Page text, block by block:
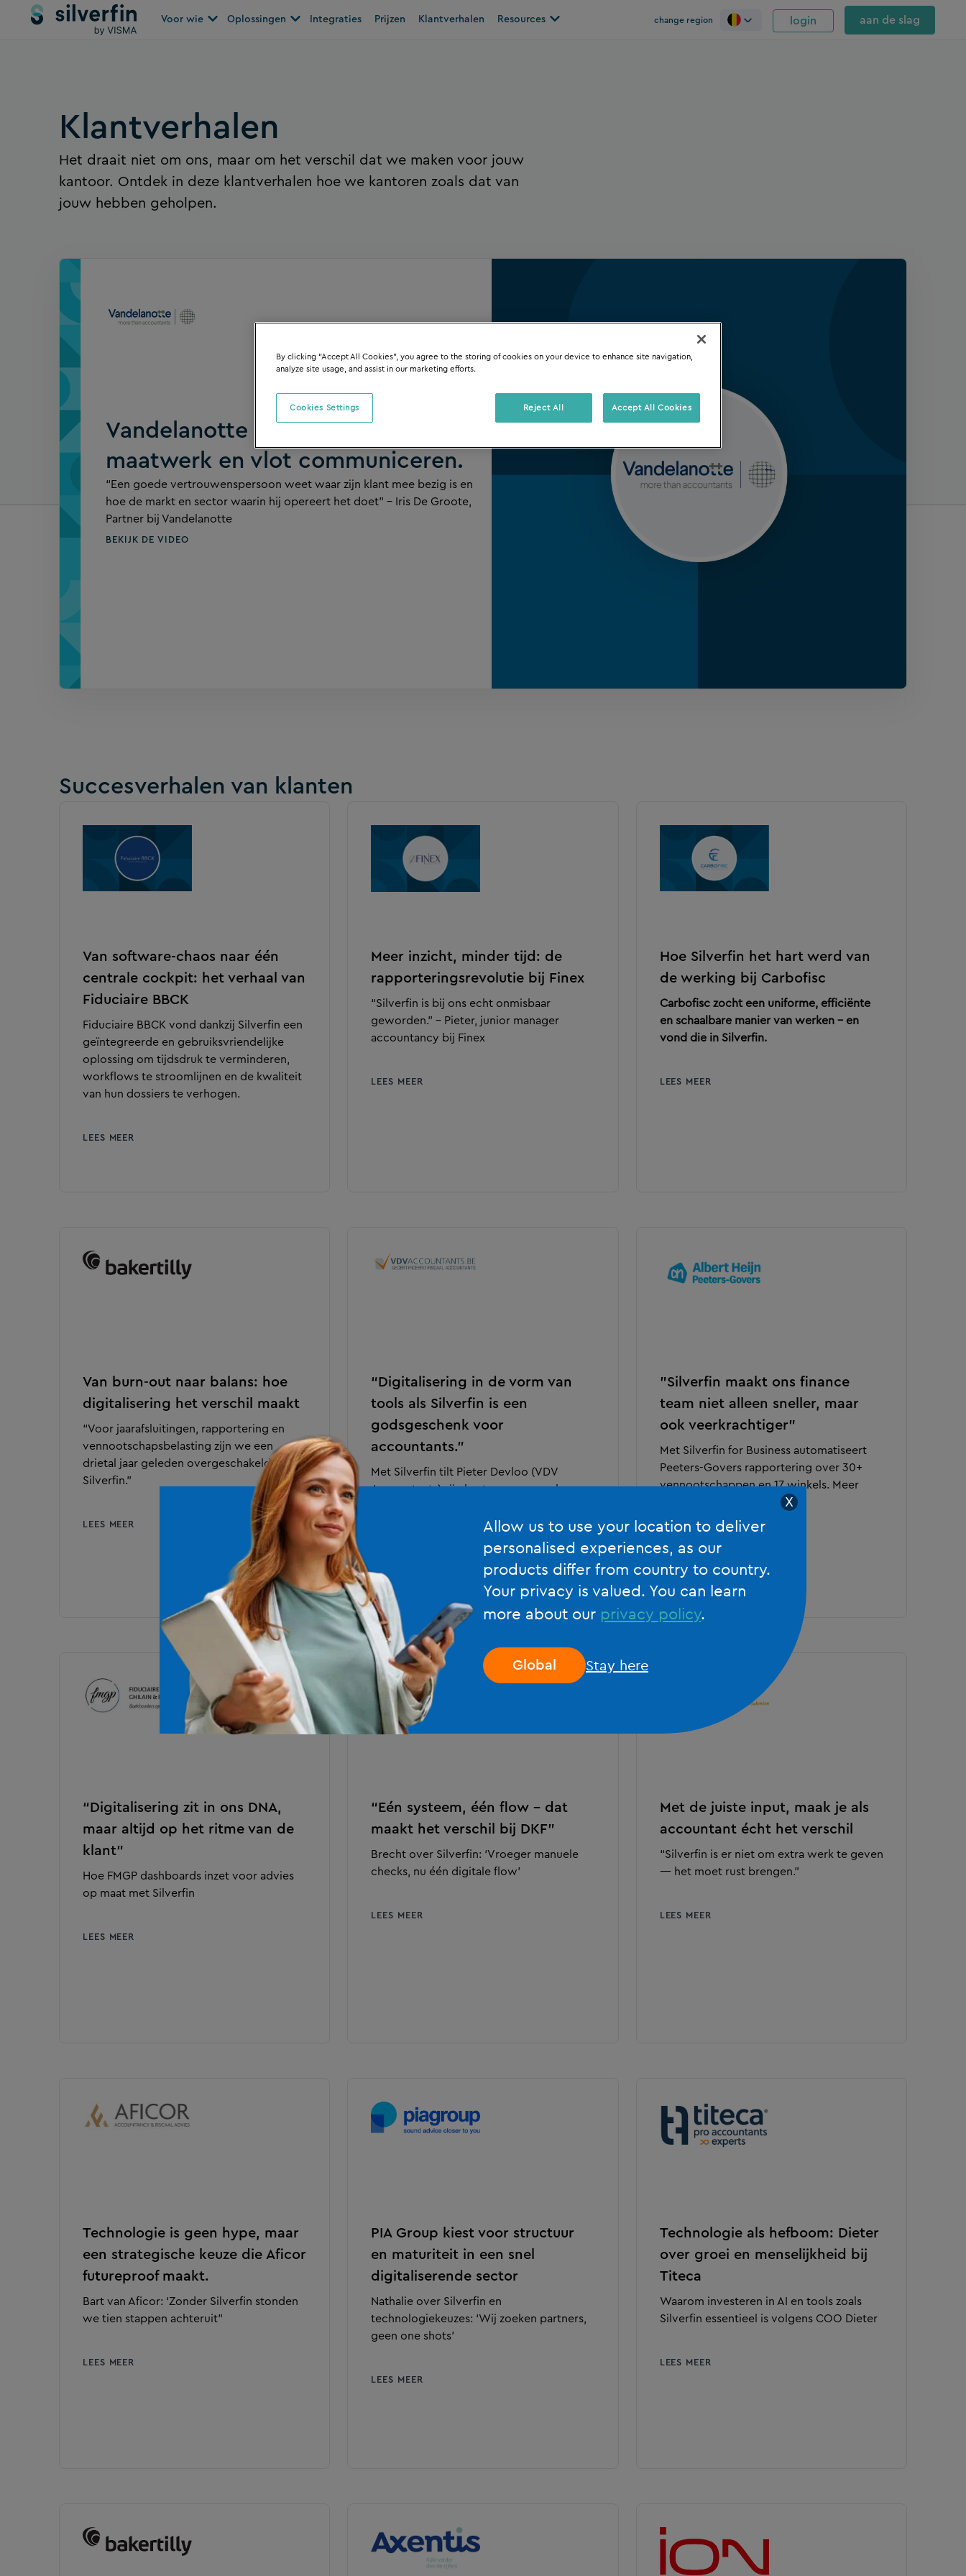
Spring
Voor wie Open Voor wie
Oplossingen Open Oplossingen
Integraties Prijzen Klantverhalen Resources Open Resources change region login aan de slag
Klantverhalen​
Het draait niet om ons, maar om het verschil dat we maken voor jouw
kantoor. Ontdek in deze klantverhalen hoe we kantoren zoals dat van
jouw hebben geholpen.
Vandelanotte + Silverfin: Snelheid,
maatwerk en vlot communiceren.
“Een goede vertrouwenspersoon weet waar zijn klant mee bezig is en
hoe de markt en sector waarin hij opereert het doet” – Iris De Groote,
Partner bij Vandelanotte
BEKIJK DE VIDEO
Succesverhalen van klanten
Van software-chaos naar één
centrale cockpit: het verhaal van
Fiduciaire BBCK
Fiduciaire BBCK vond dankzij Silverfin een
geïntegreerde en gebruiksvriendelijke
oplossing om tijdsdruk te verminderen,
workflows te stroomlijnen en de kwaliteit
van hun dossiers te verhogen.
LEES MEER
Meer inzicht, minder tijd: de
rapporteringsrevolutie bij Finex
“Silverfin is bij ons echt onmisbaar
geworden.” – Pieter, junior manager
accountancy bij Finex
LEES MEER
Hoe Silverfin het hart werd van
de werking bij Carbofisc
Carbofisc zocht een uniforme, efficiënte
en schaalbare manier van werken – en
vond die in Silverfin.
LEES MEER
Van burn-out naar balans: hoe
digitalisering het verschil maakt
“Voor jaarafsluitingen, rapportering en
vennootschapsbelasting zijn we een
drietal jaar geleden overgeschakeld naar
Silverfin.”
LEES MEER
“Digitalisering in de vorm van
tools als Silverfin is een
godsgeschenk voor
accountants."
Met Silverfin tilt Pieter Devloo (VDV
Accountants) zijn kantoor naar een hoger
automatisering tot virtuele assistentie.
LEES MEER
"Silverfin maakt ons finance
team niet alleen sneller, maar
ook veerkrachtiger"
Met Silverfin for Business automatiseert
Peeters-Govers rapportering over 30+
vennootschappen en 17 winkels. Meer
efficiëntie, minder fouten.
LEES MEER
“Digitalisering zit in ons DNA,
maar altijd op het ritme van de
klant”
Hoe FMGP dashboards inzet voor advies
op maat met Silverfin
LEES MEER
“Eén systeem, één flow – dat
maakt het verschil bij DKF”
Brecht over Silverfin: ‘Vroeger manuele
checks, nu één digitale flow’
LEES MEER
Met de juiste input, maak je als
accountant écht het verschil
“Silverfin is er niet om extra werk te geven
— het moet rust brengen.”
LEES MEER
Technologie is geen hype, maar
een strategische keuze die Aficor
futureproof maakt.
Bart van Aficor: ‘Zonder Silverfin stonden
we tien stappen achteruit”
LEES MEER
PIA Group kiest voor structuur
en maturiteit in een snel
digitaliserende sector
Nathalie over Silverfin en
technologiekeuzes: ‘Wij zoeken partners,
geen one shots’
LEES MEER
Technologie als hefboom: Dieter
over groei en menselijkheid bij
Titeca
Waarom investeren in AI en tools zoals
Silverfin essentieel is volgens COO Dieter
LEES MEER
X
Allow us to use your location to deliver
personalised experiences, as our
products differ from country to country.
Your privacy is valued. You can learn
more about our privacy policy.
Global Stay here
By clicking “Accept All Cookies”, you agree to the storing of cookies on your device to enhance site navigation,
analyze site usage, and assist in our marketing efforts.
Cookies Settings Reject All Accept All Cookies